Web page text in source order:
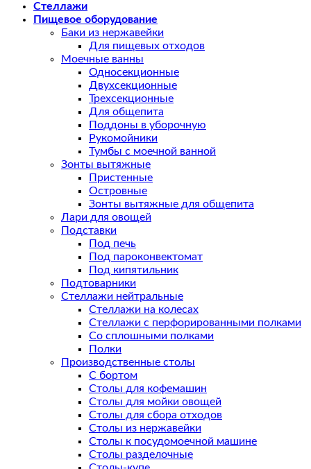
Стеллажи
Пищевое оборудование
Баки из нержавейки
Для пищевых отходов
Моечные ванны
Односекционные
Двухсекционные
Трехсекционные
Для общепита
Поддоны в уборочную
Рукомойники
Тумбы с моечной ванной
Зонты вытяжные
Пристенные
Островные
Зонты вытяжные для общепита
Лари для овощей
Подставки
Под печь
Под пароконвектомат
Под кипятильник
Подтоварники
Стеллажи нейтральные
Стеллажи на колесах
Стеллажи с перфорированными полками
Со сплошными полками
Полки
Производственные столы
С бортом
Столы для кофемашин
Столы для мойки овощей
Столы для сбора отходов
Столы из нержавейки
Столы к посудомоечной машине
Столы разделочные